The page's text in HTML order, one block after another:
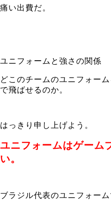
痛い出費だ。
ユニフォームと強さの関係
どこのチームのユニフォー
で飛ばせるのか。
はっきり申し上げよう。
ユニフォームはゲーム
い。
ブラジル代表のユニフォー